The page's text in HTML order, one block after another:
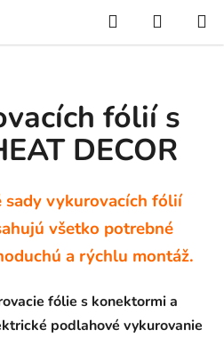
Hľadať
KOŠÍK
fólií s
DECOR
sady vykurovacích fólií
všetko potrebné
a rýchlu montáž.
fólie s konektormi a
podlahové vykurovanie